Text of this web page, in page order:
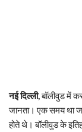
नई दिल्ली,बॉलीवुड में
जानता। एक समय था
होते थे। बॉलीवुड के